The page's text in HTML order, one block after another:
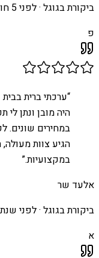
ביקורת בגוגל ·לפני 5 חודשים
פ
“ערכתי ברית
היה מובן ונתן
במחירים שונים.
הגיע צוות
במקצועיות.”
אלעד שר
ביקורת בגוגל ·לפני
א